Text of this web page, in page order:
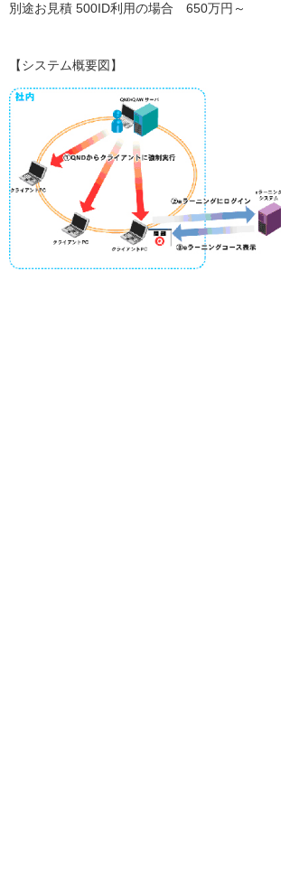
別途お見積 500ID利用の場合 650万円～
【システム概要図】